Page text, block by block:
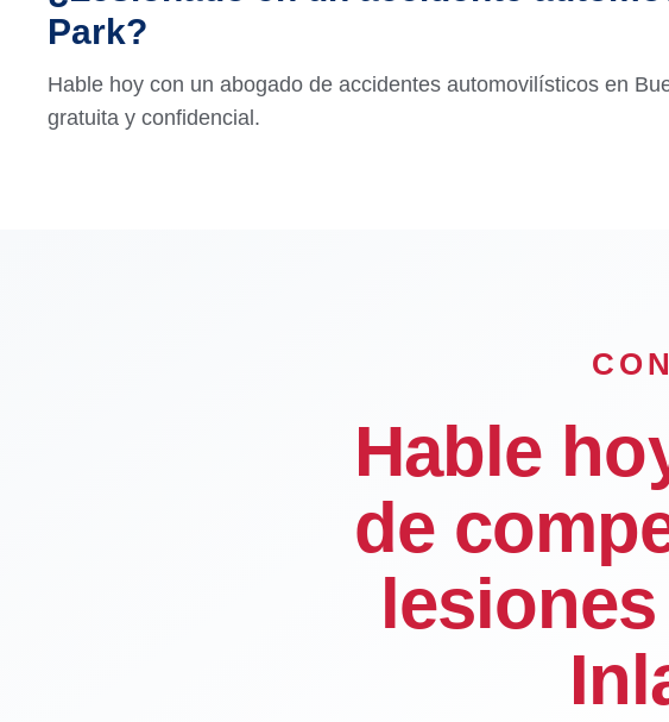
Park?
Hable hoy con un abogado de accidentes automovilísticos en
gratuita y confidencial.
Hable
de